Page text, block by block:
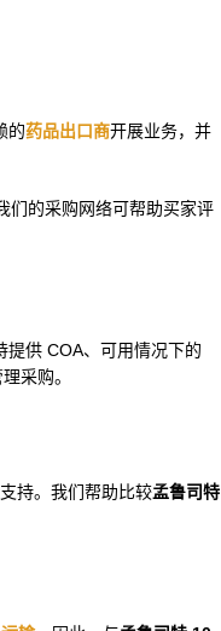
的药品出口商开展业务，并
们的采购网络可帮助买家评
供 COA、可用情况下的
采购。
持。我们帮助比较孟鲁司特